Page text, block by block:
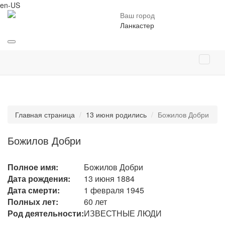
en-US
Ваш город
Ланкастер
Главная страница 13 июня родились Божилов Добри
Божилов Добри
Полное имя:
Божилов Добри
Дата рождения:
13 июня 1884
Дата смерти:
1 февраля 1945
Полных лет:
60 лет
Род деятельности:ИЗВЕСТНЫЕ ЛЮДИ